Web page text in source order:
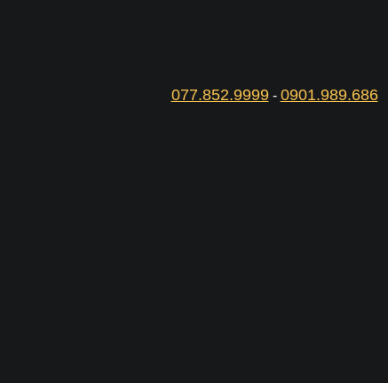
077.852.9999- 0901.989.686